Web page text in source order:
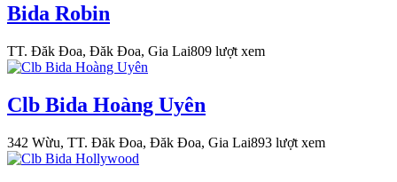
Bida Robin
TT. Đăk Đoa, Đăk Đoa, Gia Lai809 lượt xem
Clb Bida Hoàng Uyên
342 Wừu, TT. Đăk Đoa, Đăk Đoa, Gia Lai893 lượt xem